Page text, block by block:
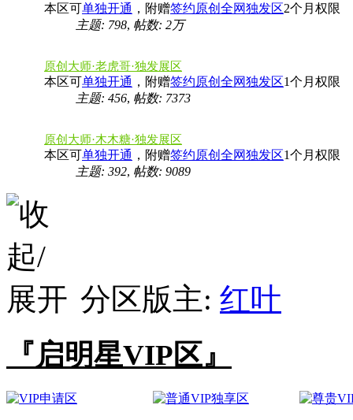
本区可单独开通 ，附赠签约原创全网独发区2个月权限
主题: 798, 帖数: 2万
原创大师·老虎哥·独发展区
本区可单独开通 ，附赠签约原创全网独发区1个月权限
主题: 456, 帖数: 7373
原创大师·木木糖·独发展区
本区可单独开通 ，附赠签约原创全网独发区1个月权限
主题: 392, 帖数: 9089
分区版主: 红叶
『启明星VIP区』